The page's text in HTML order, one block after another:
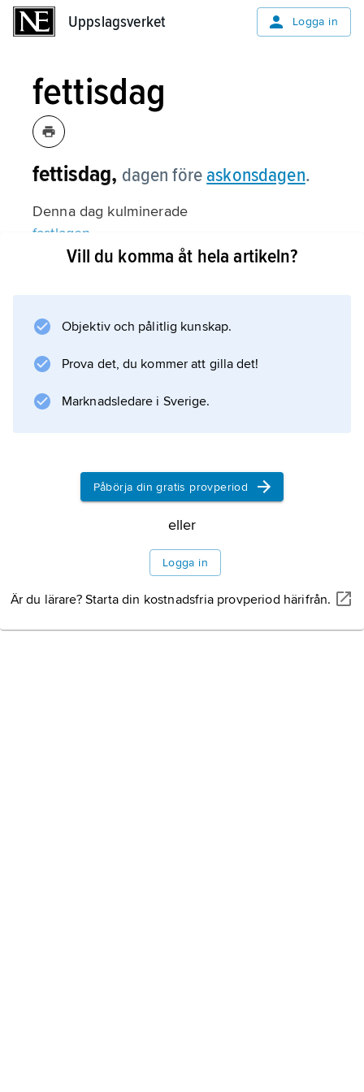
Uppslagsverket Logga in
fettisdag
fettisdag, dagen före askonsdagen.
Denna dag kulminerade
fastlagen
, i Skånelandskapen och Danmark dock redan
). Namnet påminner om den goda mat man då
Vill du komma åt hela artikeln?
Objektiv och pålitlig kunskap.
Prova det, du kommer att gilla det!
Marknadsledare i Sverige.
Påbörja din gratis provperiod
eller
Logga in
Är du lärare? Starta din kostnadsfria provperiod härifrån.